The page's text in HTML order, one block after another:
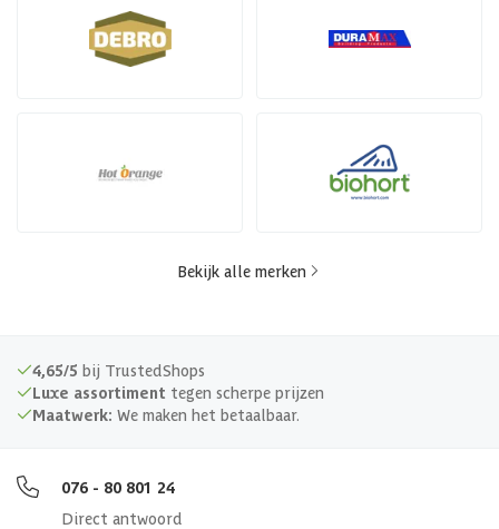
Bekijk alle merken
4,65/5 bij TrustedShops
Luxe assortiment tegen scherpe prijzen
Maatwerk: We maken het betaalbaar.
076 - 80 801 24
Direct antwoord